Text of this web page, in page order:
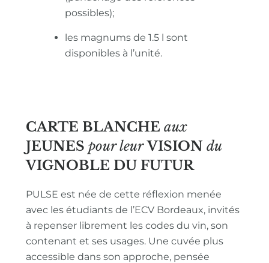
possibles);
les magnums de 1.5 l sont
disponibles à l’unité.
CARTE BLANCHE aux
JEUNES pour leur VISION du
VIGNOBLE DU FUTUR
PULSE est née de cette réflexion menée
avec les étudiants de l’ECV Bordeaux, invités
à repenser librement les codes du vin, son
contenant et ses usages. Une cuvée plus
accessible dans son approche, pensée